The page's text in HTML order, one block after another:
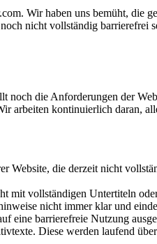
Wir haben uns bemüht, die
nicht vollständig barrierefrei
noch die Anforderungen der
arbeiten kontinuierlich daran,
Website, die derzeit nicht
mit vollständigen Untertiteln
nicht immer klar und
eine barrierefreie Nutzung
Diese werden laufend